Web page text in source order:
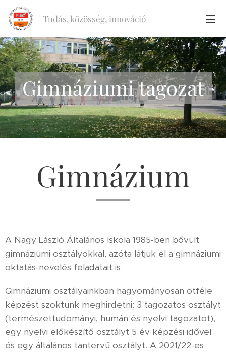
Tudás, közösség, innováció
Gimnáziumi tagozat
Gimnázium
A Nagy László Általános Iskola 1985-ben bővült
gimnáziumi osztályokkal, azóta látjuk el a gimnáziumi
oktatás-nevelés feladatait is.
Gimnáziumi osztályainkban hagyományosan ötféle
képzést szoktunk meghirdetni: 3 tagozatos osztályt
(természettudományi, humán és nyelvi tagozatot),
egy nyelvi előkészítő osztályt 5 év képzési idővel
és egy általános tantervű osztályt. A 2021/22-es